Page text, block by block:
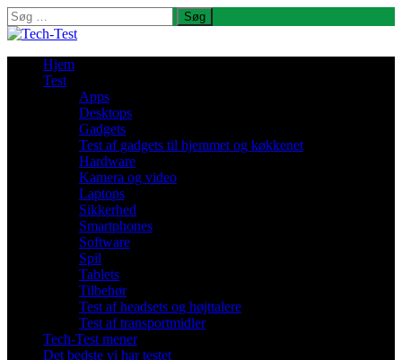
Søg
efter:
Hjem
Test
Apps
Desktops
Gadgets
Test af gadgets til hjemmet og køkkenet
Hardware
Kamera og video
Laptops
Sikkerhed
Smartphones
Software
Spil
Tablets
Tilbehør
Test af headsets og højttalere
Test af transportmidler
Tech-Test mener
Det bedste vi har testet